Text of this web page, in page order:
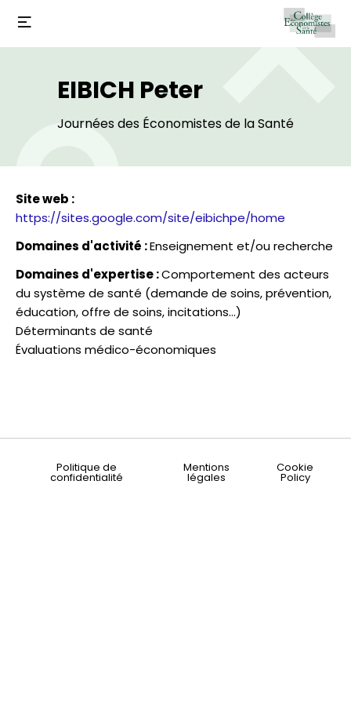
EIBICH Peter
Journées des Économistes de la Santé
Site web :
https://sites.google.com/site/eibichpe/home
Domaines d'activité :Enseignement et/ou recherche
Domaines d'expertise :Comportement des acteurs
du système de santé (demande de soins, prévention,
éducation, offre de soins, incitations...)
Déterminants de santé
Évaluations médico-économiques
Politique de
confidentialité
Mentions
légales
Cookie
Policy